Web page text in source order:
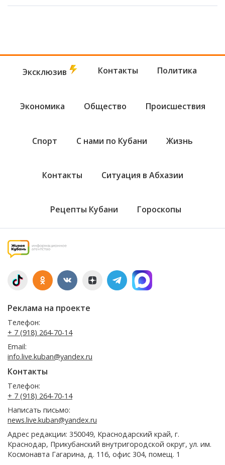
Эксклюзив Контакты Политика
Экономика Общество Происшествия
Спорт С нами по Кубани Жизнь
Контакты Ситуация в Абхазии
Рецепты Кубани Гороскопы
Реклама на проекте
Телефон:
+ 7 (918) 264-70-14
Email:
info.live.kuban@yandex.ru
Контакты
Телефон:
+ 7 (918) 264-70-14
Написать письмо:
news.live.kuban@yandex.ru
Адрес редакции: 350049, Краснодарский край, г.
Краснодар, Прикубанский внутригородской округ, ул. им.
Космонавта Гагарина, д. 116, офис 304, помещ. 1